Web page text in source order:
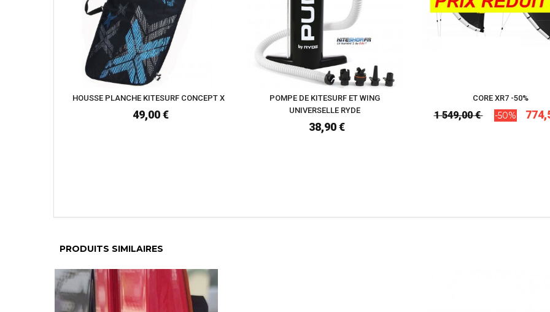
HOUSSE PLANCHE KITESURF CONCEPT X
49,00 €
POMPE DE KITESURF ET WING
UNIVERSELLE RYDE
38,90 €
CORE XR7 -50%
1 549,00 € -50%
PRODUITS SIMILAIRES